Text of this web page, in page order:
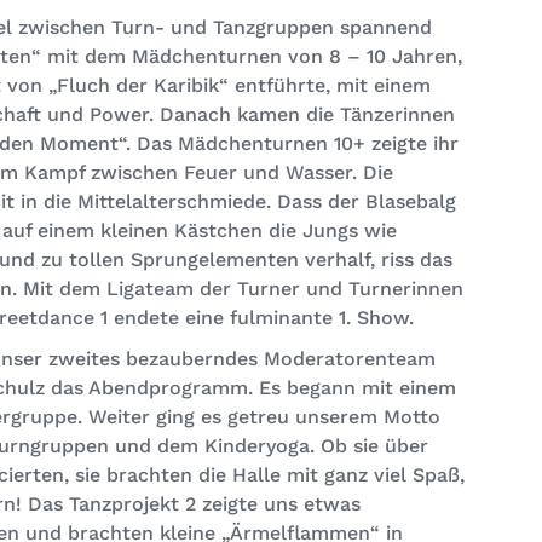
zwischen Turn- und Tanzgruppen spannend
mit dem Mädchenturnen von 8 – 10 Jahren,
„Fluch der Karibik“ entführte, mit einem
und Power. Danach kamen die Tänzerinnen
Moment“. Das Mädchenturnen 10+ zeigte ihr
Kampf zwischen Feuer und Wasser. Die
in die Mittelalterschmiede. Dass der Blasebalg
einem kleinen Kästchen die Jungs wie
zu tollen Sprungelementen verhalf, riss das
Mit dem Ligateam der Turner und Turnerinnen
1 endete eine fulminante 1. Show.
zweites bezauberndes Moderatorenteam
das Abendprogramm. Es begann mit einem
Weiter ging es getreu unserem Motto
und dem Kinderyoga. Ob sie über
sie brachten die Halle mit ganz viel Spaß,
Das Tanzprojekt 2 zeigte uns etwas
und brachten kleine „Ärmelflammen“ in